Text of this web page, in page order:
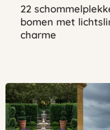
22
bomen met
charme